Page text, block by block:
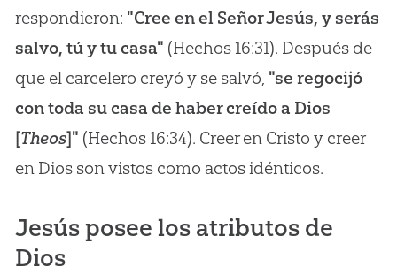
respondieron: "Cree en el Señor Jesús, y serás
salvo, tú y tu casa" (Hechos 16:31). Después de
que el carcelero creyó y se salvó, "se regocijó
con toda su casa de haber creído a Dios
[Theos]" (Hechos 16:34). Creer en Cristo y creer
en Dios son vistos como actos idénticos.
Jesús posee los atributos de
Dios